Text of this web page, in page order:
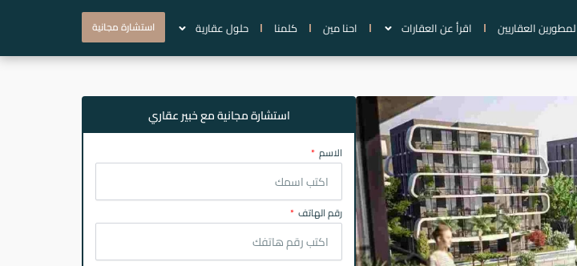
استشارة مجانية العقاريين اقرأ عن العقارات احنا مين كلمنا حلول عقارية
استشارة مجانية مع خبير عقاري
الاسم
رقم الهاتف